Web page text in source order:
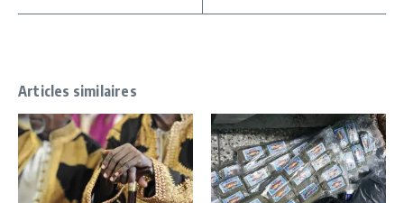
Articles similaires